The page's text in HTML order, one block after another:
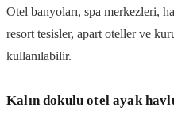
Otel banyoları, spa merkezleri,
resort tesisler, apart oteller ve
kullanılabilir.
Kalın dokulu otel ayak